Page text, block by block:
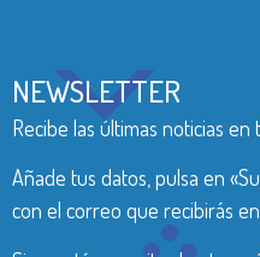
NEWSLETTER
Recibe las últimas noticias en
Añade tus datos, pulsa en
con el correo que recibirás